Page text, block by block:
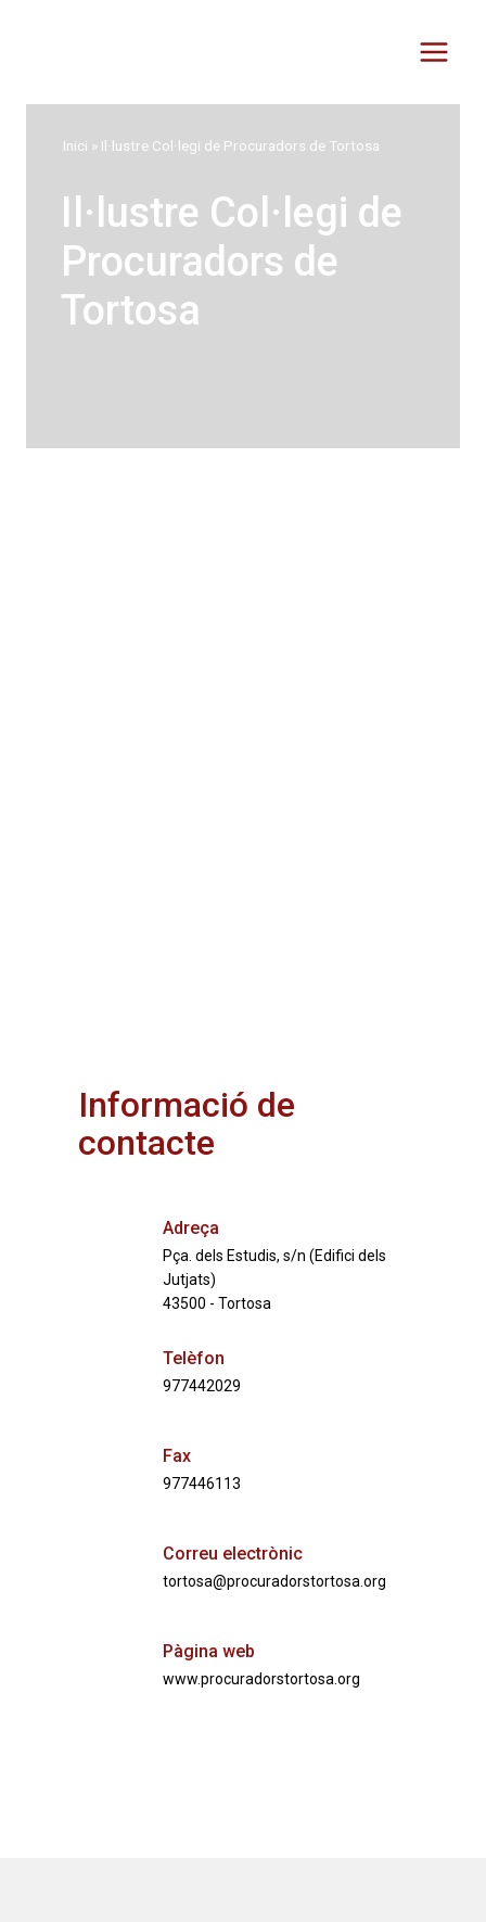
Inici » Il·lustre Col·legi de Procuradors de Tortosa
Il·lustre Col·legi de
Procuradors de
Tortosa
Informació de
contacte
Adreça
Pça. dels Estudis, s/n (Edifici dels
Jutjats)
43500 - Tortosa
Telèfon
977442029
Fax
977446113
Correu electrònic
tortosa@procuradorstortosa.org
Pàgina web
www.procuradorstortosa.org